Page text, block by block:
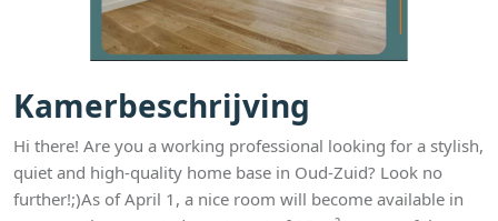
Kamerbeschrijving
Hi there! Are you a working professional looking for a stylish,
quiet and high-quality home base in Oud-Zuid? Look no
further!;)As of April 1, a nice room will become available in